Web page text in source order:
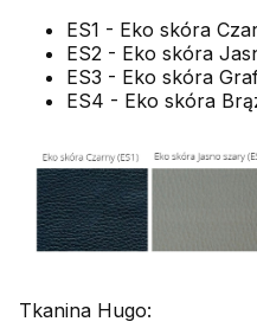
ES1 - Eko skóra
ES2 - Eko skóra
ES3 - Eko skóra
ES4 - Eko skóra
Tkanina Hugo: